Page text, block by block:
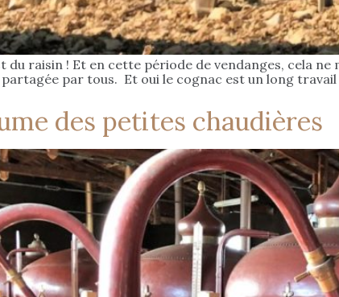
du raisin ! Et en cette période de vendanges, cela
par tous. Et oui le cognac est un long
des petites chaudières